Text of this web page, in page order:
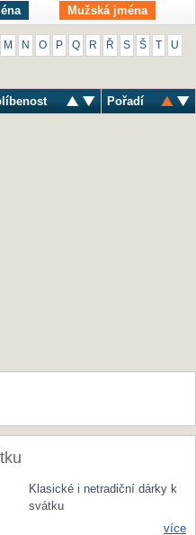
Mužská jména
M N O P Q R Ř S Š U
Pořadí
Klasické i netradiční dárky k
svátku
více